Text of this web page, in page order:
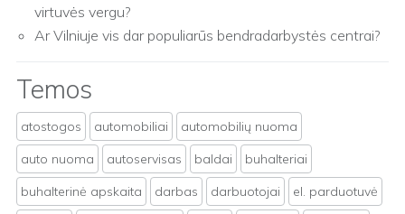
virtuvės vergu?
Ar Vilniuje vis dar populiarūs bendradarbystės centrai?
Temos
atostogos automobiliai
automobilių nuoma
auto nuoma
autoservisas baldai
buhalteriai
buhalterinė apskaita
darbas darbuotojai
el. parduotuvė